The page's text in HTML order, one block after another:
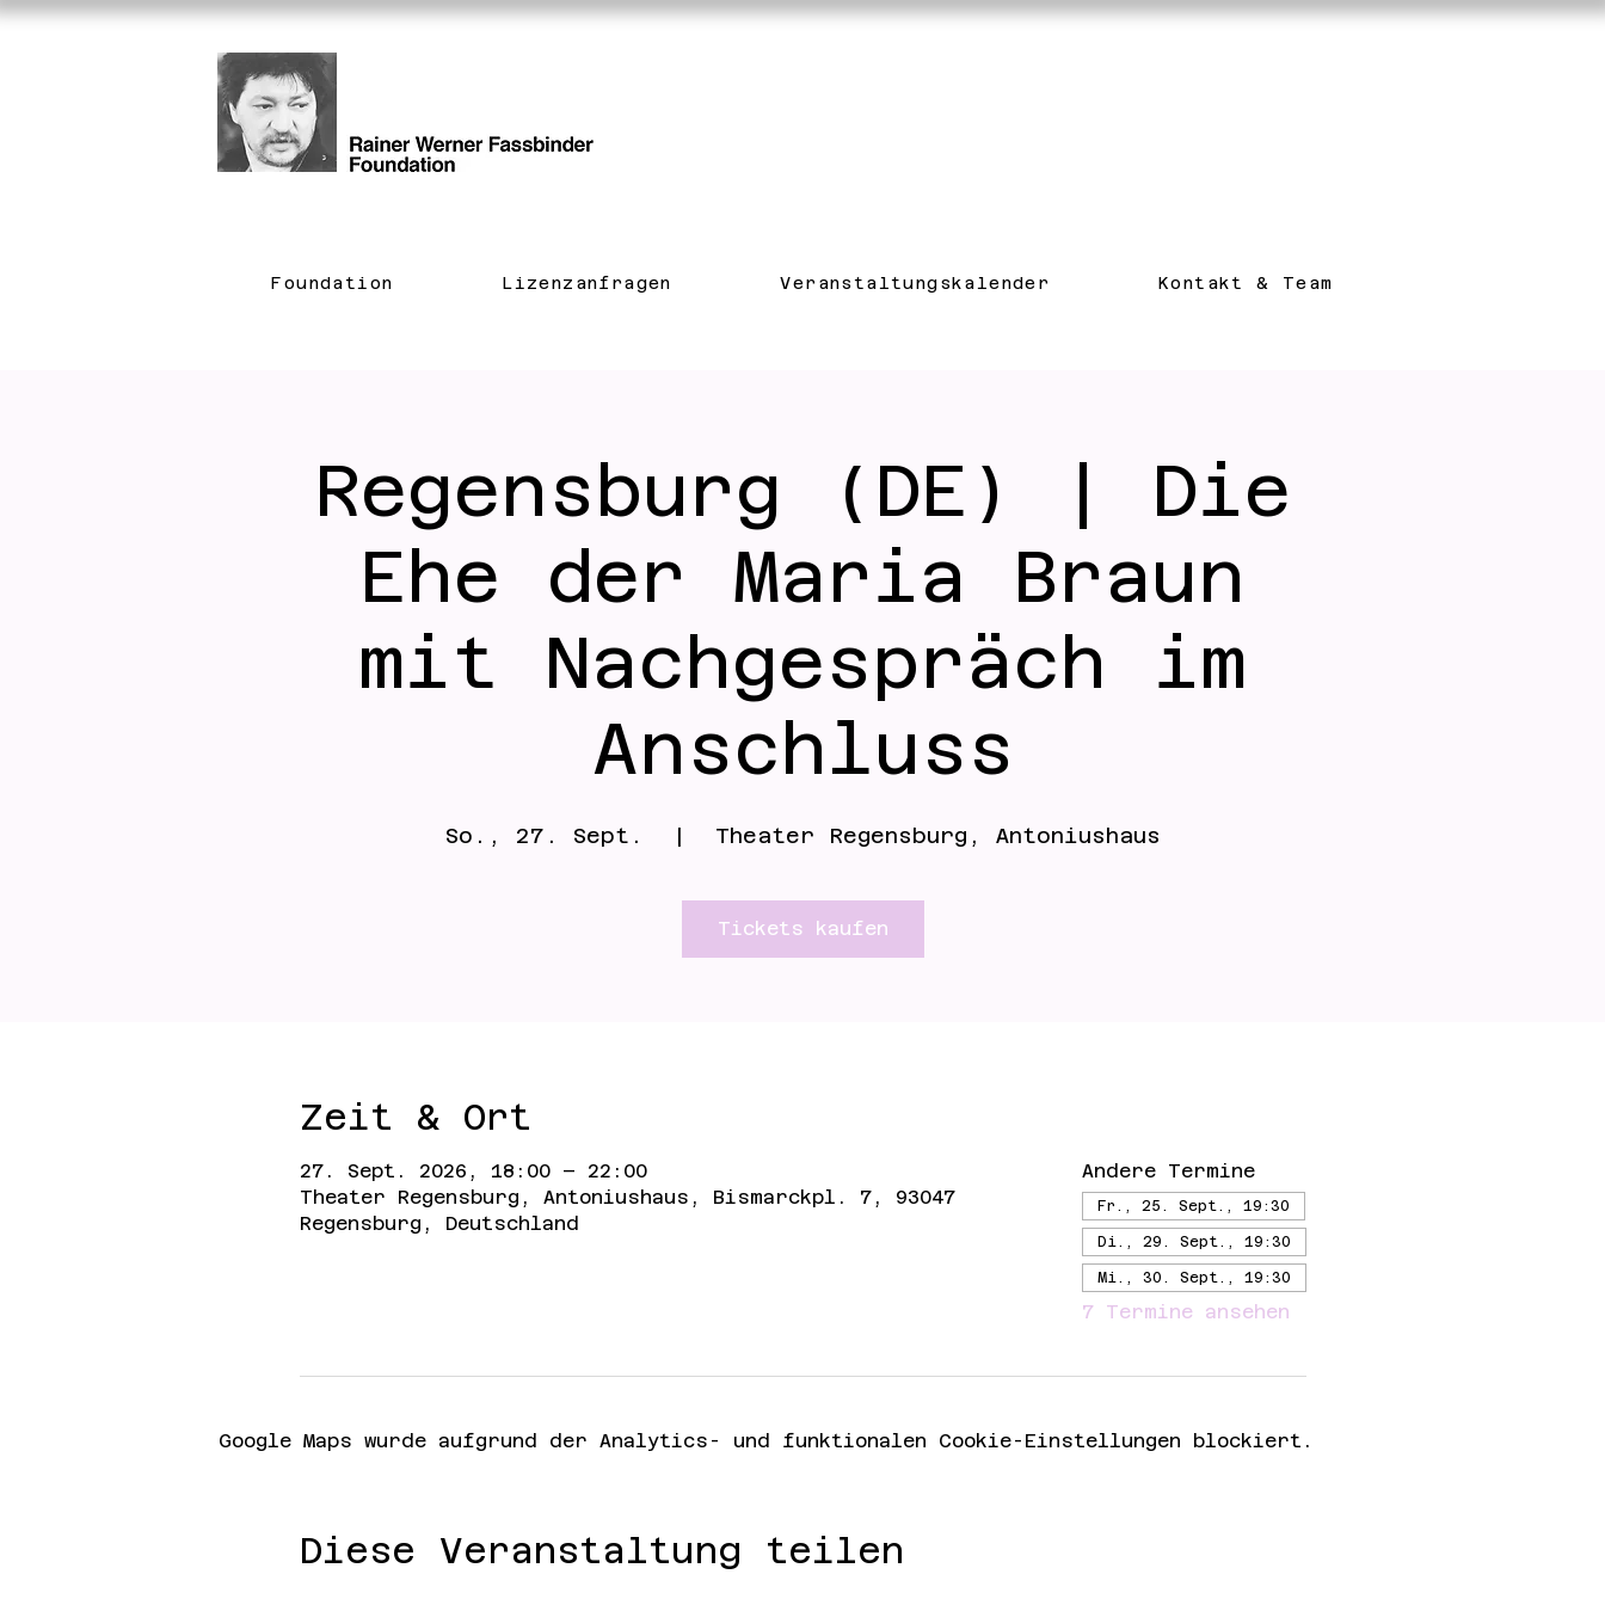
Foundation Lizenzanfragen Veranstaltungskalender Kontakt & Team
Regensburg (DE) | Die
Ehe der Maria Braun
mit Nachgespräch im
Anschluss
So., 27. Sept.
  |
Theater Regensburg, Antoniushaus
Tickets kaufen
Zeit & Ort
27. Sept. 2026, 18:00 – 22:00
Theater Regensburg, Antoniushaus, Bismarckpl. 7, 93047
Regensburg, Deutschland
Andere Termine
Fr., 25. Sept., 19:30
Di., 29. Sept., 19:30
Mi., 30. Sept., 19:30
7 Termine ansehen
Google Maps wurde aufgrund der Analytics- und funktionalen Cookie-Einstellungen blockiert.
Diese Veranstaltung teilen